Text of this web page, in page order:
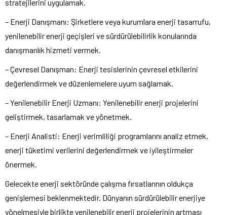
stratejilerini uygulamak.
– Enerji Danışmanı: Şirketlere veya kurumlara enerji tasarrufu,
yenilenebilir enerji geçişleri ve sürdürülebilirlik konularında
danışmanlık hizmeti vermek.
– Çevresel Danışman: Enerji tesislerinin çevresel etkilerini
değerlendirmek ve düzenlemelere uyum sağlamak.
– Yenilenebilir Enerji Uzmanı: Yenilenebilir enerji projelerini
geliştirmek, tasarlamak ve yönetmek.
– Enerji Analisti: Enerji verimliliği programlarını analiz etmek,
enerji tüketimi verilerini değerlendirmek ve iyileştirmeler
önermek.
Gelecekte enerji sektöründe çalışma fırsatlarının oldukça
genişlemesi beklenmektedir. Dünyanın sürdürülebilir enerjiye
yönelmesiyle birlikte yenilenebilir enerji projelerinin artması